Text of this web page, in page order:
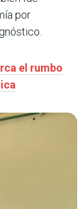
por
el rumbo